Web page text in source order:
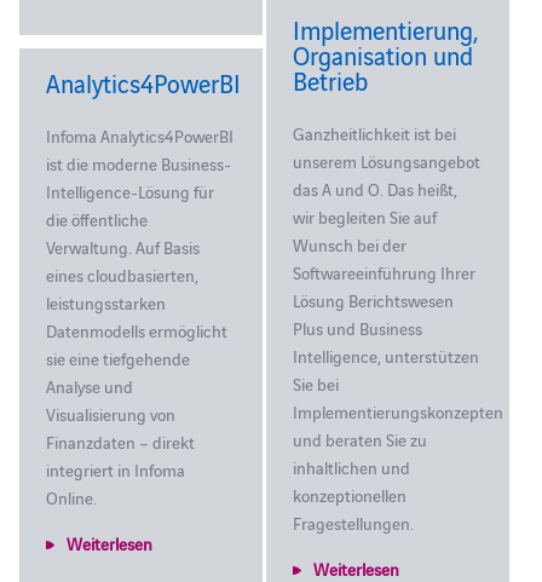
Implementierung,
Organisation und
Betrieb
Ganzheitlichkeit ist bei
unserem Lösungsangebot
das A und O. Das heißt,
wir begleiten Sie auf
Wunsch bei der
Softwareeinführung Ihrer
Lösung Berichtswesen
Plus und Business
Intelligence, unterstützen
Sie bei
Implementierungskonzepten
und beraten Sie zu
inhaltlichen und
konzeptionellen
Fragestellungen.
Weiterlesen
Analytics4PowerBI
Infoma Analytics4PowerBI
ist die moderne Business-
Intelligence-Lösung für
die öffentliche
Verwaltung. Auf Basis
eines cloudbasierten,
leistungsstarken
Datenmodells ermöglicht
sie eine tiefgehende
Analyse und
Visualisierung von
Finanzdaten – direkt
integriert in Infoma
Online.
Weiterlesen